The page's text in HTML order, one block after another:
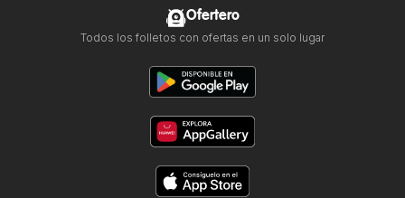
Ofertero
Todos los folletos con ofertas en un solo lugar